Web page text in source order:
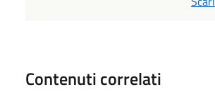
Contenuti correlati